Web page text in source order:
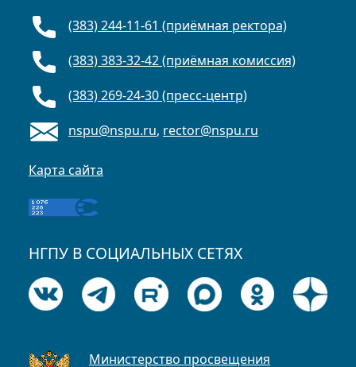
(383) 244-11-61 (приёмная ректора)
(383) 383-32-42 (приёмная комиссия)
(383) 269-24-30 (пресс-центр)
nspu@nspu.ru, rector@nspu.ru
Карта сайта
НГПУ В СОЦИАЛЬНЫХ СЕТЯХ
Министерство просвещения